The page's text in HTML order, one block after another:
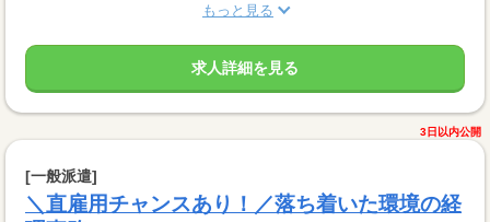
もっと見る
求人詳細を見る
3日以内公開
[一般派遣]
＼直雇用チャンスあり！／落ち着いた環境の経